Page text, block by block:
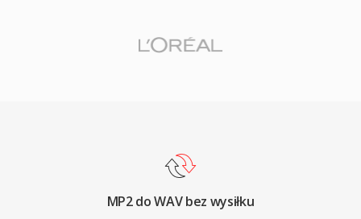
natomiast profesjonalne przeplywy pracy
standardowy WAV nie stosuje kompresji,
reprezentacja oryginalnego nagrania, co czyni
MP2 do WAV bez wysiłku